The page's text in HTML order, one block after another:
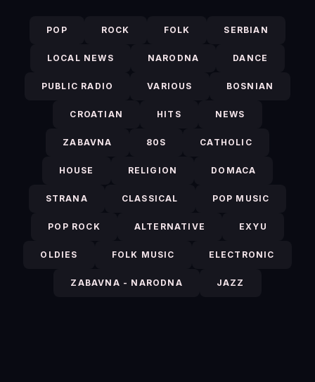
POP ROCK FOLK SERBIAN
LOCAL NEWS NARODNA DANCE
PUBLIC RADIO VARIOUS BOSNIAN
CROATIAN HITS NEWS
ZABAVNA 80S CATHOLIC
HOUSE RELIGION DOMACA
STRANA CLASSICAL POP MUSIC
POP ROCK ALTERNATIVE EXYU
OLDIES FOLK MUSIC ELECTRONIC
ZABAVNA - NARODNA JAZZ